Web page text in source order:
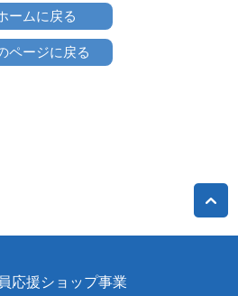
ームに戻る
ページに戻る
応援ショップ事業